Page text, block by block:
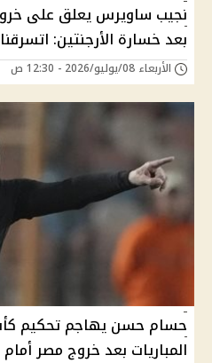
نجيب ساويرس يعلق على
بعد خسارة الأرجنتين:
الأربعاء 08/يوليو/2026 - 12:30 ص
حسام حسن يهاجم تحكيم
المباريات بعد خروج مصر أمام